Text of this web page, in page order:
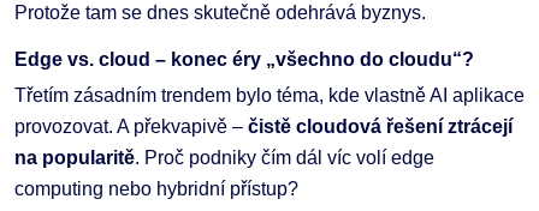
Protože tam se dnes skutečně odehrává byznys.
Edge vs. cloud – konec éry „všechno do cloudu“?
Třetím zásadním trendem bylo téma, kde vlastně AI aplikace
provozovat. A překvapivě – čistě cloudová řešení ztrácejí
na popularitě. Proč podniky čím dál víc volí edge
computing nebo hybridní přístup?